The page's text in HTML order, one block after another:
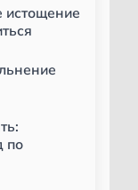
истощение
по